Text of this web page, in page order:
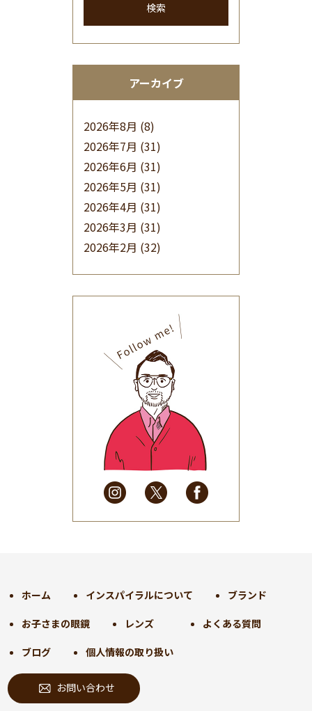
検索
アーカイブ
2026年8月 (8)
2026年7月 (31)
2026年6月 (31)
2026年5月 (31)
2026年4月 (31)
2026年3月 (31)
2026年2月 (32)
(32)
2025年9月(30)
2025年8月(31)
2025年7月(37)
2025年6月(48)
2025年5月
(41)
2025年4月
(32)
2025年3月(31)
2025年2月
(28)
2025年1月
(34)
2024年9月(30)
2024年7月(31)
2024年6月(30)
2024年5月
2024年4月 (32)
ホーム インスパイラルについて ブランド
お子さまの眼鏡 レンズ よくある質問
ブログ 個人情報の取り扱い
お問い合わせ